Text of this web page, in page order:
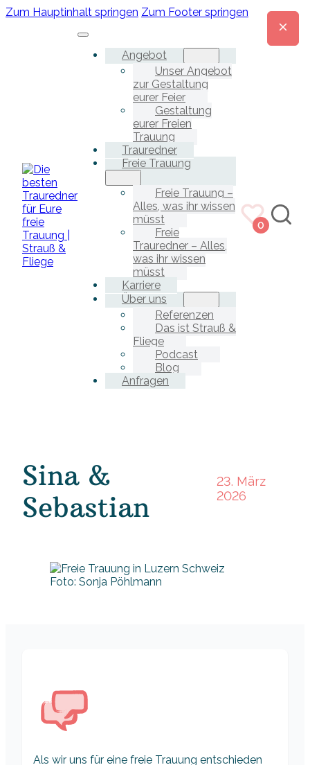
Zum Hauptinhalt springen Zum Footer springen
Angebot
Unser Angebot
zur Gestaltung
eurer Feier
Gestaltung
eurer Freien
Trauung
Trauredner
Freie Trauung
Freie Trauung –
Alles, was ihr wissen
müsst
Freie
Trauredner – Alles,
was ihr wissen
müsst
Karriere
Über uns
Referenzen
Das ist Strauß &
Fliege
Podcast
Blog
Anfragen
0
Sina &
Sebastian
23. März
2026
Foto: Sonja Pöhlmann
Als wir uns für eine freie Trauung entschieden